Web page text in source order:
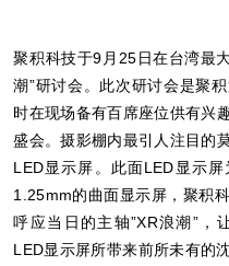
聚积科技于9月25日在台湾最
潮”研讨会。此次研讨会是聚
时在现场备有百席座位供有兴
盛会。摄影棚内最引人注目的
LED显示屏。此面LED显示
1.25mm的曲面显示屏，聚积
呼应当日的主轴”XR浪潮”，
LED显示屏所带来前所未有的